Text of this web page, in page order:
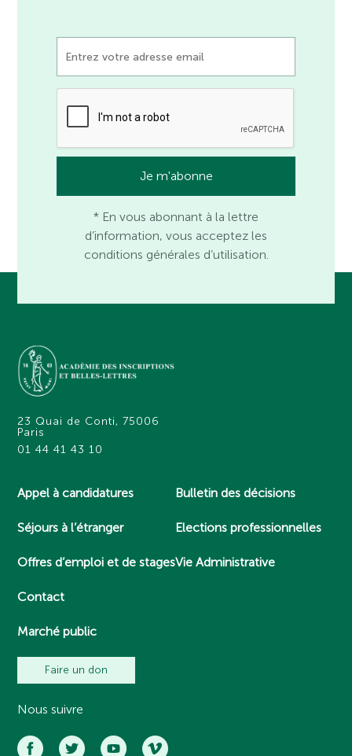
* En vous abonnant à la lettre
d’information, vous acceptez les
conditions générales d’utilisation.
23 Quai de Conti, 75006
Paris
01 44 41 43 10
Appel à candidatures
Séjours à l’étranger
Offres d’emploi et de stages
Contact
Marché public
Bulletin des décisions
Elections professionnelles
Vie Administrative
Faire un don
Nous suivre